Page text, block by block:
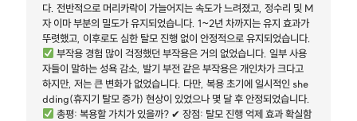
다. 전반적으로 머리카락이 가늘어지는 속도가 느려졌고, 정수리 및 M
자 이마 부분의 밀도가 유지되었습니다. 1~2년 차까지는 유지 효과가
뚜렷했고, 이후로도 심한 탈모 진행 없이 안정적으로 유지되었습니다.
부작용 경험 많이 걱정했던 부작용은 거의 없었습니다. 일부 사용
자들이 말하는 성욕 감소, 발기 부전 같은 부작용은 개인차가 크다고
하지만, 저는 큰 변화가 없었습니다. 다만, 복용 초기에 일시적인 she
dding(휴지기 탈모 증가) 현상이 있었으나 몇 달 후 안정되었습니다.
총평: 복용할 가치가 있을까? ✔ 장점: 탈모 진행 억제 효과 확실함